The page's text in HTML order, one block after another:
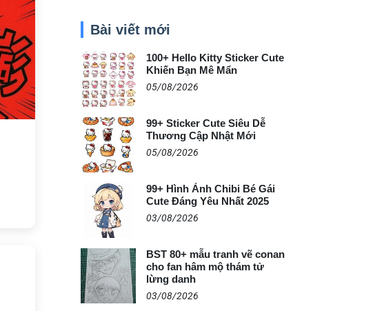
Bài viết mới
100+ Hello Kitty Sticker Cute
Khiến Bạn Mê Mẩn
05/08/2026
99+ Sticker Cute Siêu Dễ
Thương Cập Nhật Mới
05/08/2026
99+ Hình Ảnh Chibi Bé Gái
Cute Đáng Yêu Nhất 2025
03/08/2026
BST 80+ mẫu tranh vẽ conan
cho fan hâm mộ thám tử
lừng danh
03/08/2026